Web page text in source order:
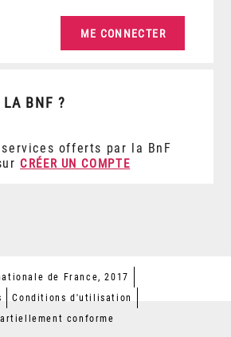
LA BNF ?
offerts par la BnF
CRÉER UN COMPTE
de France, 2017
Conditions d'utilisation
conforme